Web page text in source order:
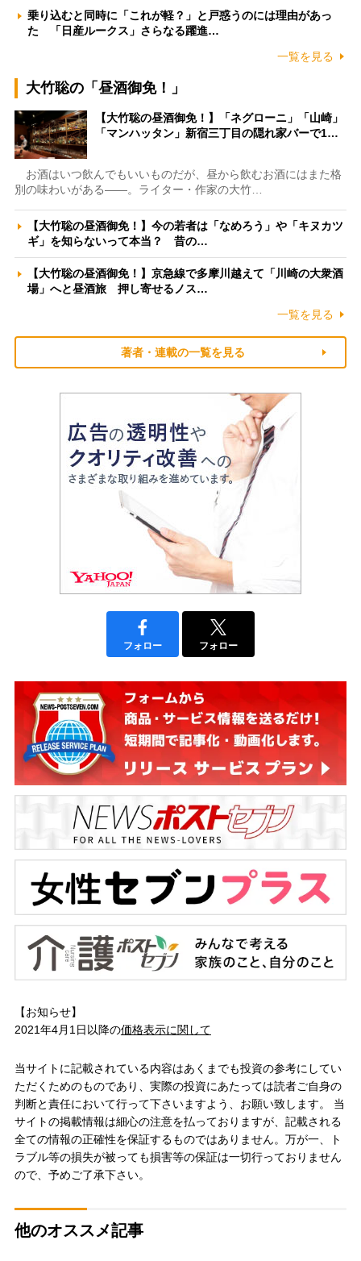
乗り込むと同時に「これが軽？」と戸惑うのには理由があっ
た 「日産ルークス」さらなる躍進…
一覧を見る
大竹聡の「昼酒御免！」
【大竹聡の昼酒御免！】「ネグローニ」「山崎」
「マンハッタン」新宿三丁目の隠れ家バーで1…
お酒はいつ飲んでもいいものだが、昼から飲むお酒にはまた格
別の味わいがある――。ライター・作家の大竹…
【大竹聡の昼酒御免！】今の若者は「なめろう」や「キヌカツ
ギ」を知らないって本当？ 昔の…
【大竹聡の昼酒御免！】京急線で多摩川越えて「川崎の大衆酒
場」へと昼酒旅 押し寄せるノス…
一覧を見る
著者・連載の一覧を見る
フォロー フォロー
【お知らせ】
2021年4月1日以降の価格表示に関して
当サイトに記載されている内容はあくまでも投資の参考にしてい
ただくためのものであり、実際の投資にあたっては読者ご自身の
判断と責任において行って下さいますよう、お願い致します。 当
サイトの掲載情報は細心の注意を払っておりますが、記載される
全ての情報の正確性を保証するものではありません。万が一、ト
ラブル等の損失が被っても損害等の保証は一切行っておりません
ので、予めご了承下さい。
他のオススメ記事